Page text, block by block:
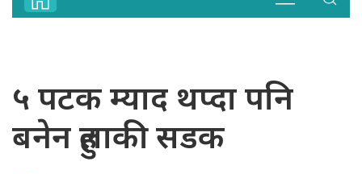
५ पटक म्याद थप्दा पनि
बनेन हुलाकी सडक